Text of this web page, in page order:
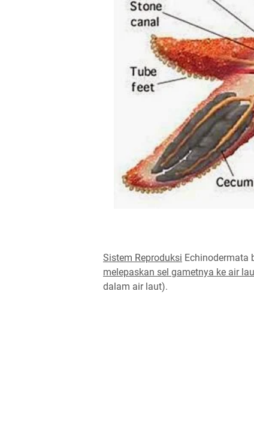
Sistem Reproduksi Echinodermata
melepaskan sel gametnya ke air
dalam air laut).